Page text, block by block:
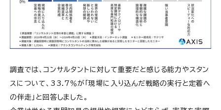
調査では、コンサルタントに対して重要だと感じる能力やスタン
スについて、33.7％が「現場に入り込んだ戦略の実行と定着へ
の伴走」と回答しました。